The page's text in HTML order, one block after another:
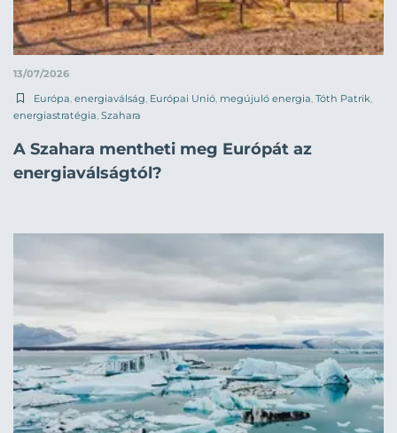
13/07/2026
Európa, energiaválság, Európai Unió, megújuló energia, Tóth Patrik,
energiastratégia, Szahara
A Szahara mentheti meg Európát az
energiaválságtól?